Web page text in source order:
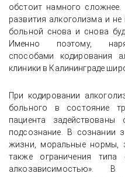
обстоит намного
развития алкоголизма и не
больной снова и снова
Именно поэтому,
способами кодирования
клиники в Калининграде
При кодировании
больного в состояние
пациента
подсознание. В сознании
жизни, моральные нормы,
также ограничения
алкозависимостью».